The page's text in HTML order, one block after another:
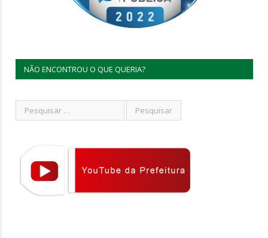
NÃO ENCONTROU O QUE QUERIA?